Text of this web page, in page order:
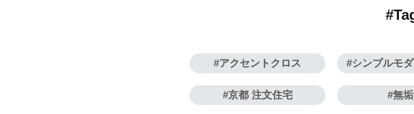
アクセントクロス シンプルモ
京都 注文住宅 無